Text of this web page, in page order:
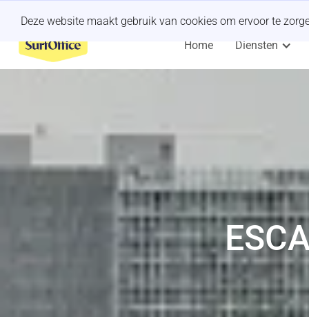
Deze website maakt gebruik van cookies om ervoor te
Home Diensten